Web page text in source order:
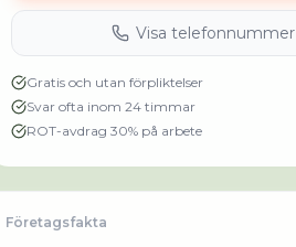
Visa telefonnummer
Gratis och utan förpliktelser
Svar ofta inom 24 timmar
ROT-avdrag 30% på arbete
Företagsfakta